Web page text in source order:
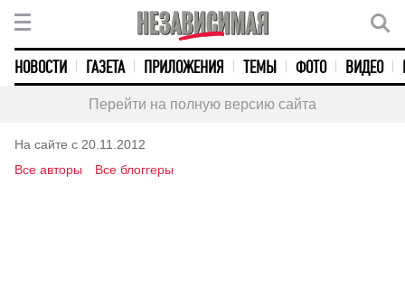
НОВОСТИ ГАЗЕТА ПРИЛОЖЕНИЯ ТЕМЫ ФОТО ВИДЕО
Перейти на полную версию сайта
На сайте с 20.11.2012
Все авторы
Все блоггеры